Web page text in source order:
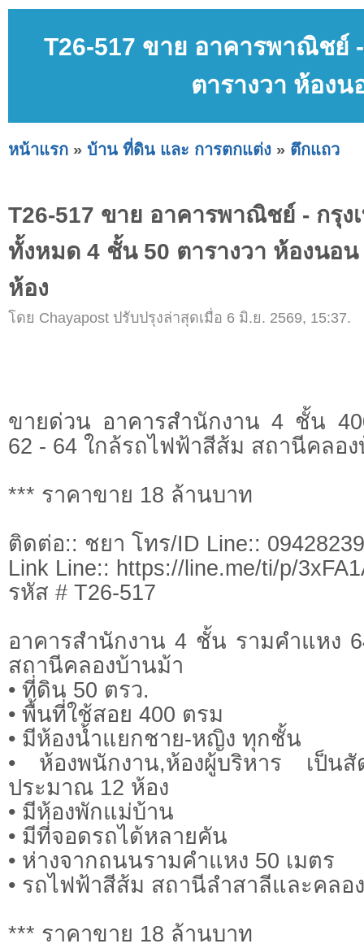
T26-517 ขาย อาคารพาณิชย์
ตารางวา ห้อง
หน้าแรก » บ้าน ที่ดิน และ การตกแต่ง » ตึกแถว
T26-517 ขาย อาคารพาณิชย์ - กรุง
ทั้งหมด 4 ชั้น 50 ตารางวา ห้องนอ
ห้อง
โดย Chayapost ปรับปรุงล่าสุดเมื่อ 6 มิ.ย. 2569, 15:37.
ขายด่วน อาคารสำนักงาน 4 ชั้น
62 - 64 ใกล้รถไฟฟ้าสีส้ม สถานีคลอ
*** ราคาขาย 18 ล้านบาท
ติดต่อ:: ชยา โทร/ID Line::
Link Line:: https://line.me/ti/p/
รหัส # T26-517
อาคารสำนักงาน 4 ชั้น รามคำแหง
สถานีคลองบ้านม้า
• ที่ดิน 50 ตรว.
• พื้นที่ใช้สอย 400 ตรม
• มีห้องน้ำแยกชาย-หญิง ทุกชั้น
• ห้องพนักงาน,ห้องผู้บริหาร เป็น
ประมาณ 12 ห้อง
• มีห้องพักแม่บ้าน
• มีที่จอดรถได้หลายคัน
• ห่างจากถนนรามคำแหง 50 เมตร
• รถไฟฟ้าสีส้ม สถานีลำสาลีและคลอ
*** ราคาขาย 18 ล้านบาท